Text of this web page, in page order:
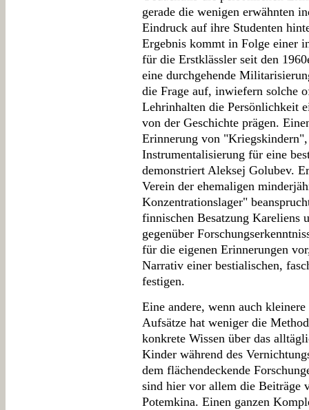
gerade die wenigen erwähnten
Eindruck auf ihre Studenten
Ergebnis kommt in Folge einer
für die Erstklässler seit den
eine durchgehende
die Frage auf, inwiefern solche
Lehrinhalten die Persönlichkeit
von der Geschichte prägen.
Erinnerung von
Instrumentalisierung für eine
demonstriert Aleksej Golubev.
Verein der ehemaligen
Konzentrationslager"
finnischen Besatzung Kareliens
gegenüber
für die eigenen Erinnerungen
Narrativ einer bestialischen,
festigen.
Eine andere, wenn auch
Aufsätze hat weniger die
konkrete Wissen über das
Kinder während des
dem flächendeckende
sind hier vor allem die Beiträge
Potemkina. Einen ganzen